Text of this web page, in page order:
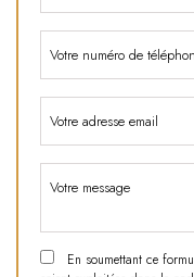
En soumettant ce